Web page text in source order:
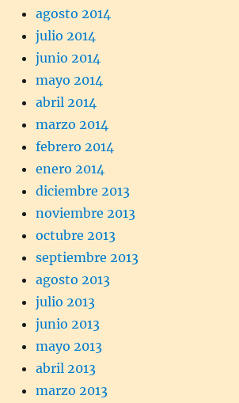
agosto 2014
julio 2014
junio 2014
mayo 2014
abril 2014
marzo 2014
febrero 2014
enero 2014
diciembre 2013
noviembre 2013
octubre 2013
septiembre 2013
agosto 2013
julio 2013
junio 2013
mayo 2013
abril 2013
marzo 2013